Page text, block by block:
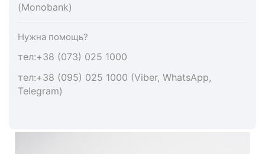
(Monobank)
Нужна помощь?
тел:+38 (073) 025 1000
тел:+38 (095) 025 1000 (Viber, WhatsApp,
Telegram)